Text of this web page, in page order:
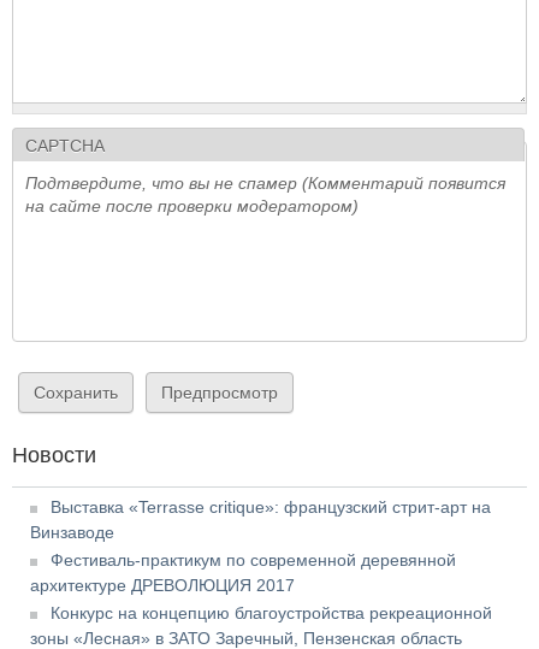
CAPTCHA
Подтвердите, что вы не спамер (Комментарий появится
на сайте после проверки модератором)
Новости
Выставка «Terrasse critique»: французский стрит-арт на
Винзаводе
Фестиваль-практикум по современной деревянной
архитектуре ДРЕВОЛЮЦИЯ 2017
Конкурс на концепцию благоустройства рекреационной
зоны «Лесная» в ЗАТО Заречный, Пензенская область